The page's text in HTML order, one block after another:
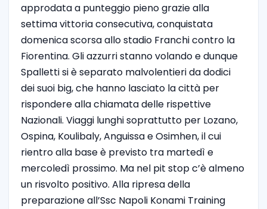
approdata a punteggio pieno grazie alla
settima vittoria consecutiva, conquistata
domenica scorsa allo stadio Franchi contro la
Fiorentina. Gli azzurri stanno volando e dunque
Spalletti si è separato malvolentieri da dodici
dei suoi big, che hanno lasciato la città per
rispondere alla chiamata delle rispettive
Nazionali. Viaggi lunghi soprattutto per Lozano,
Ospina, Koulibaly, Anguissa e Osimhen, il cui
rientro alla base è previsto tra martedì e
mercoledì prossimo. Ma nel pit stop c’è almeno
un risvolto positivo. Alla ripresa della
preparazione all’Ssc Napoli Konami Training